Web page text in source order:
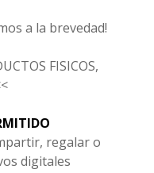
a la brevedad!
FISICOS,
regalar o
digitales